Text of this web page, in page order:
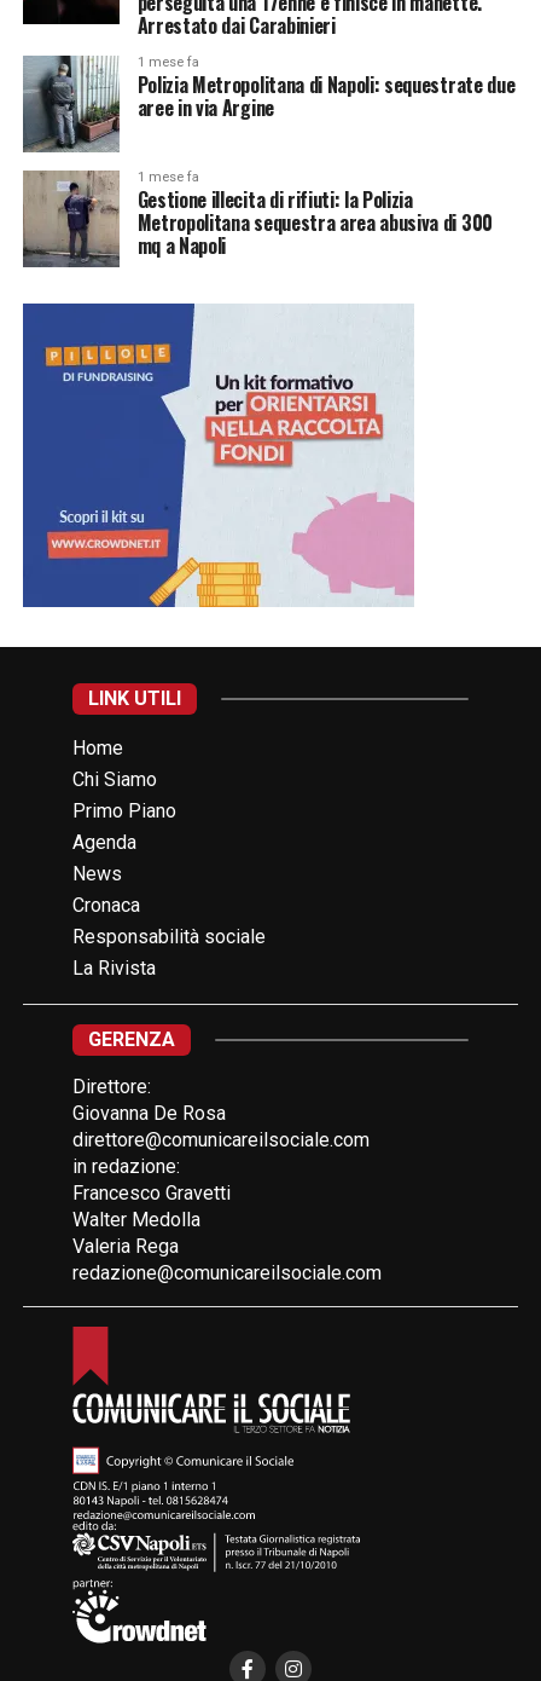
Arrestato dai Carabinieri
1 mese fa
Polizia Metropolitana di Napoli: sequestrate due
aree in via Argine
1 mese fa
Gestione illecita di rifiuti: la Polizia
Metropolitana sequestra area abusiva di 300
mq a Napoli
LINK UTILI
Home
Chi Siamo
Primo Piano
Agenda
News
Cronaca
Responsabilità sociale
La Rivista
GERENZA
Direttore:
Giovanna De Rosa
direttore@comunicareilsociale.com
in redazione:
Francesco Gravetti
Walter Medolla
Valeria Rega
redazione@comunicareilsociale.com